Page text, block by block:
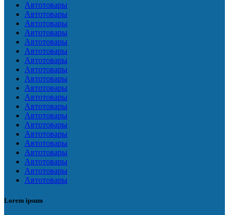
Автотовары
Автотовары
Автотовары
Автотовары
Автотовары
Автотовары
Автотовары
Автотовары
Автотовары
Автотовары
Автотовары
Автотовары
Автотовары
Автотовары
Автотовары
Автотовары
Автотовары
Автотовары
Автотовары
Автотовары
Lorem ipsum